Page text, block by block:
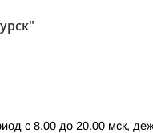
с 8.00 до 20.00 мск,